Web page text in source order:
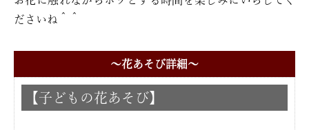
ださいね＾＾
〜花あそび詳細〜
【子どもの花あそび】